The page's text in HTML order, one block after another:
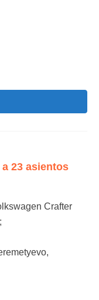
23 asientos
Crafter